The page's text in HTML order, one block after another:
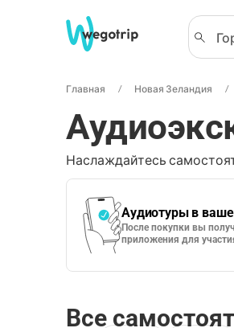
Главная Новая Зеландия
Наслаждайтесь
Аудиотуры в
После покупки вы
приложения для
Все